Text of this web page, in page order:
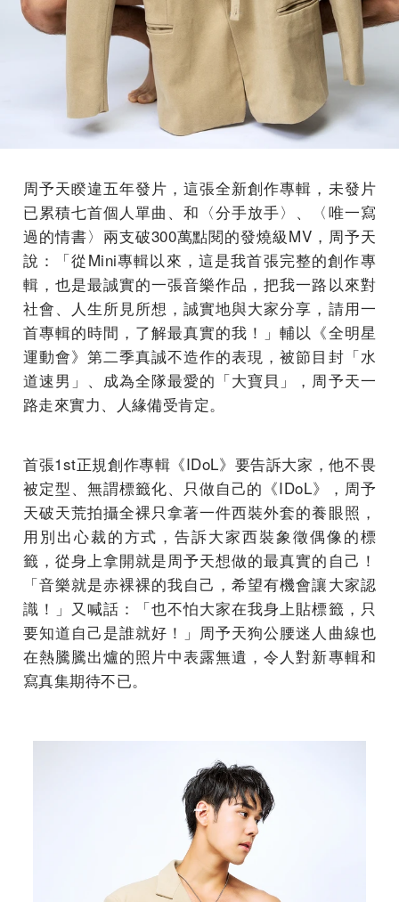
周予天睽違五年發片，這張全新創作專輯，未發片
已累積七首個人單曲、和〈分手放手〉、〈唯一寫
過的情書〉兩支破300萬點閱的發燒級MV，周予天
說：「從Mini專輯以來，這是我首張完整的創作專
輯，也是最誠實的一張音樂作品，把我一路以來對
社會、人生所見所想，誠實地與大家分享，請用一
首專輯的時間，了解最真實的我！」輔以《全明星
運動會》第二季真誠不造作的表現，被節目封「水
道速男」、成為全隊最愛的「大寶貝」，周予天一
路走來實力、人緣備受肯定。
首張1st正規創作專輯《IDoL》要告訴大家，他不畏
被定型、無謂標籤化、只做自己的《IDoL》，周予
天破天荒拍攝全裸只拿著一件西裝外套的養眼照，
用別出心裁的方式，告訴大家西裝象徵偶像的標
籤，從身上拿開就是周予天想做的最真實的自己！
「音樂就是赤裸裸的我自己，希望有機會讓大家認
識！」又喊話：「也不怕大家在我身上貼標籤，只
要知道自己是誰就好！」周予天狗公腰迷人曲線也
在熱騰騰出爐的照片中表露無遺，令人對新專輯和
寫真集期待不已。